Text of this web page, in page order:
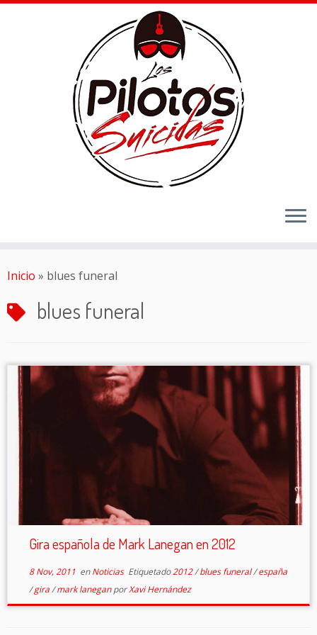
Inicio » blues funeral
blues funeral
Gira española de Mark Lanegan en 2012
8 Nov, 2011enNoticias Etiquetado2012/blues funeral/españa
/gira/mark laneganporXavi Hernández